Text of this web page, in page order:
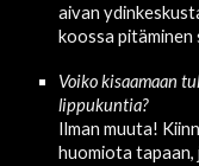
aivan
koossa
Voiko kisaamaan
lippukuntia?
Ilman muuta!
huomiota